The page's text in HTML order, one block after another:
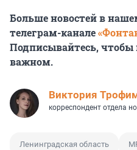
Больше новостей в
телеграм-канале
Подписывайтесь,
важном.
Виктория
корреспондент отдела
Ленинградская область